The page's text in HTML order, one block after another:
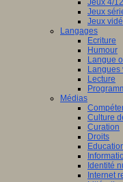
Jeux 4/
Jeux
Jeux
Langages
Ecriture
Humour
Langue
Langues
Lecture
Médias
Culture
Curation
Droits
Identité
Internet